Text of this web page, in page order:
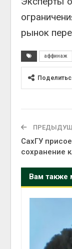
рынок
аффинаж
СахГУ
сохранение
Вам также